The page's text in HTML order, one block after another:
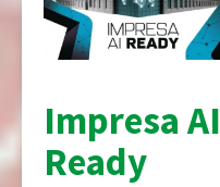
Impresa AI
Ready